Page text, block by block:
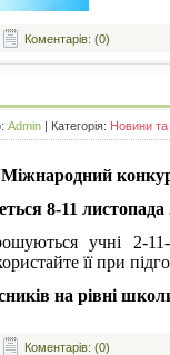
Коментарів: (0)
Admin | Категорія: Новини
Міжнародний
8-11 листопада
учні 2-
її при
на рівні
Коментарів: (0)